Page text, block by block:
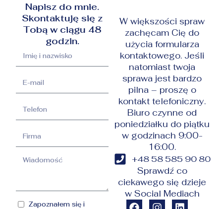
Napisz do mnie.
Skontaktuję się z
Tobą w ciągu 48
godzin.
Zapoznałem się i
W większości spraw
zachęcam Cię do
użycia formularza
kontaktowego. Jeśli
natomiast twoja
sprawa jest bardzo
pilna – proszę o
kontakt telefoniczny.
Biuro czynne od
poniedziałku do piątku
w godzinach 9:00-
16:00.
+48 58 585 90 80
Sprawdź co
ciekawego się dzieje
w Social Mediach